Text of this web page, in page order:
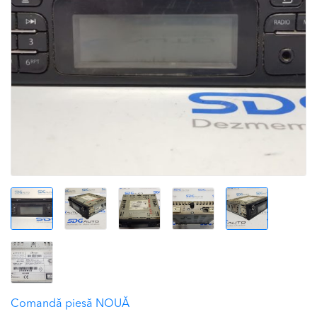
Comandă piesă NOUĂ